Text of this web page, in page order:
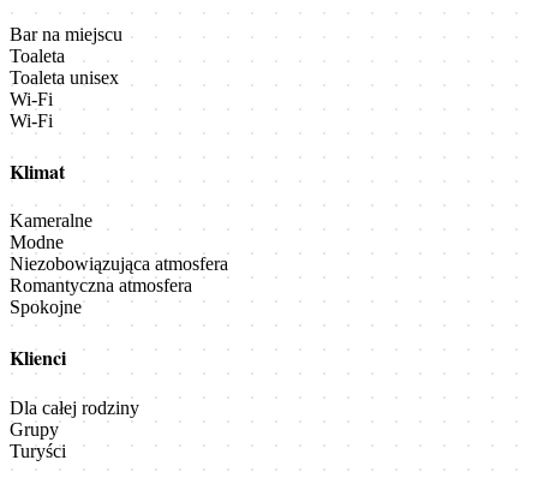
Bar na miejscu
Toaleta
Toaleta unisex
Wi-Fi
Wi-Fi
Klimat
Kameralne
Modne
Niezobowiązująca atmosfera
Romantyczna atmosfera
Spokojne
Klienci
Dla całej rodziny
Grupy
Turyści